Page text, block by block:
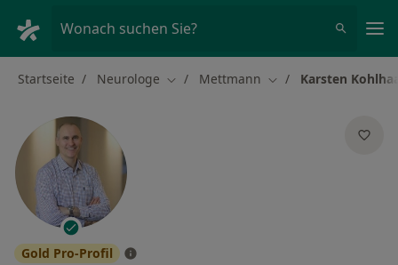
Wonach suchen Sie?
Startseite Neurologe Stadt ändern
Mettmann Stadt ändern
Karsten
Gold Pro-Profil